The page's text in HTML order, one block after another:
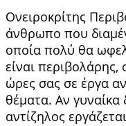
Ονειροκρίτης
άν­θρωπο που
οποία πολύ θα
είναι περιβολάρης,
ώρες σας σε έργα
θέματα. Αν γυναίκα
αντίζηλος